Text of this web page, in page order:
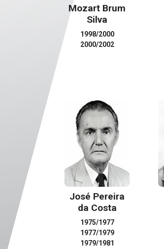
Mozart Brum
Silva
1998/2000
2000/2002
José Pereira
da Costa
1975/1977
1977/1979
1979/1981